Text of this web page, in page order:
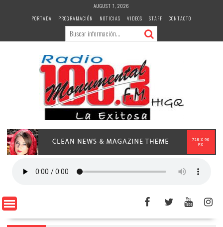
AUGUST 7, 2026
PORTADA
PROGRAMACIÓN NOTICIAS VIDEOS STAFF CONTACTO